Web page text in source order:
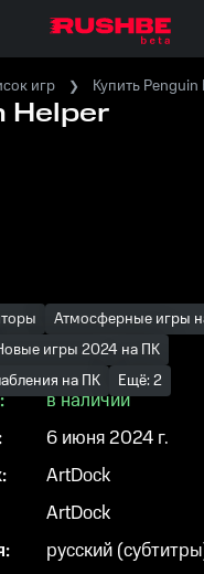
игр Купить Penguin
Helper
Атмосферные игры
игры 2024 на ПК
на ПК
Ещё: 2
в наличии
6 июня 2024 г.
ArtDock
ArtDock
русский